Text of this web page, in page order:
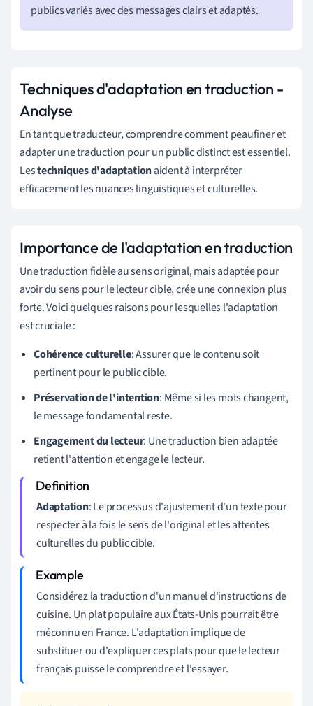
publics variés avec des messages clairs et adaptés.
Techniques d'adaptation en traduction -
Analyse
En tant que traducteur, comprendre comment peaufiner et
adapter une traduction pour un public distinct est essentiel.
Lestechniques d'adaptationaident à interpréter
efficacement les nuances linguistiques et culturelles.
Importance de l'adaptation en traduction
Une traduction fidèle au sens original, mais adaptée pour
avoir du sens pour le lecteur cible, crée une connexion plus
forte. Voici quelques raisons pour lesquelles l'adaptation
est cruciale :
Cohérence culturelle: Assurer que le contenu soit
pertinent pour le public cible.
Préservation de l'intention: Même si les mots changent,
le message fondamental reste.
Engagement du lecteur: Une traduction bien adaptée
retient l'attention et engage le lecteur.
Adaptation: Le processus d'ajustement d'un texte pour
respecter à la fois le sens de l'original et les attentes
culturelles du public cible.
Considérez la traduction d'un manuel d'instructions de
cuisine. Un plat populaire aux États-Unis pourrait être
méconnu en France. L'adaptation implique de
substituer ou d'expliquer ces plats pour que le lecteur
français puisse le comprendre et l'essayer.